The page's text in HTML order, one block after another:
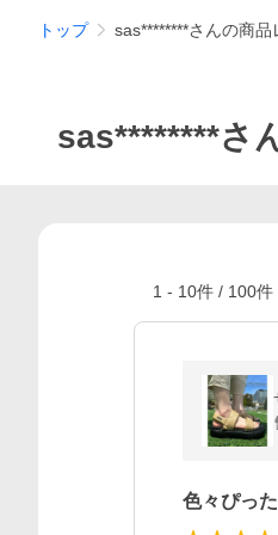
トップ sas********さんの商品
sas********さ
1 - 10件 / 100件
色々ぴった